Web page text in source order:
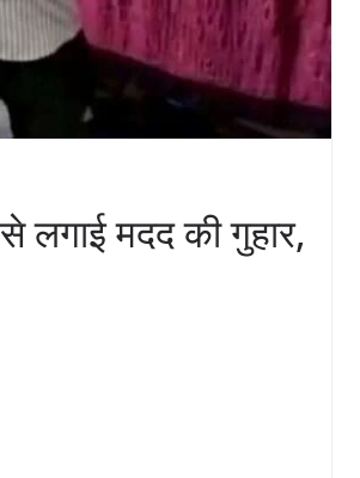
लगाई मदद की गुहार,